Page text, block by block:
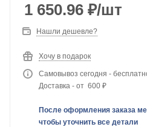
1 650.96 ₽/шт
Нашли дешевле?
Хочу в подарок
Самовывоз сегодня -
Доставка - от 600 ₽
После оформления заказа
чтобы уточнить все детали